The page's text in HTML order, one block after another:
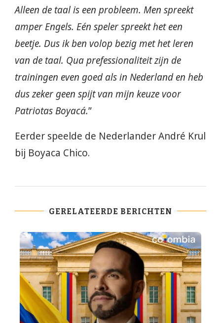
Alleen de taal is een probleem. Men spreekt
amper Engels. Eén speler spreekt het een
beetje. Dus ik ben volop bezig met het leren
van de taal. Qua prefessionaliteit zijn de
trainingen even goed als in Nederland en heb
dus zeker geen spijt van mijn keuze voor
Patriotas Boyacá.”
Eerder speelde de Nederlander André Krul
bij Boyaca Chico.
GERELATEERDE BERICHTEN